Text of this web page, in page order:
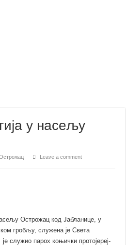
у насељу
Leave a comment
Острожац код Јабланице, у
гробљу, служена је Света
служио парох коњички протојереј-